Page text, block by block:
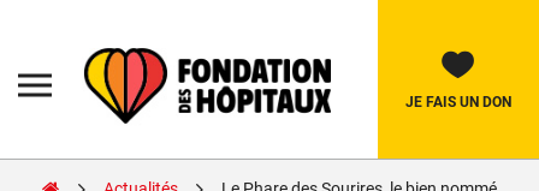
des
Hôpitaux
JE FAIS UN DON